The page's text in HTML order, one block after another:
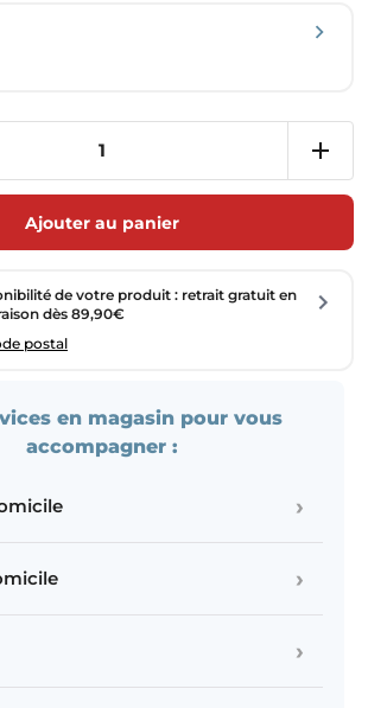
Ajouter au panier
de votre produit : retrait gratuit en
dès 89,90€
postal
en magasin pour vous
accompagner :
›
›
›